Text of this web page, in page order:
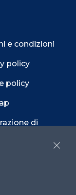
e condizioni
policy
policy
di